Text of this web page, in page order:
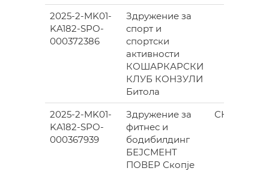
2025-2-MK01-
KA182-SPO-
000372386
Здружение за
спорт и
спортски
активности
КОШАРКАРСКИ
КЛУБ КОНЗУЛИ
Битола
2025-2-MK01-
KA182-SPO-
000367939
Здружение за
фитнес и
бодибилдинг
БЕЈСМЕНТ
ПОВЕР Скопје
СКОПЈЕ